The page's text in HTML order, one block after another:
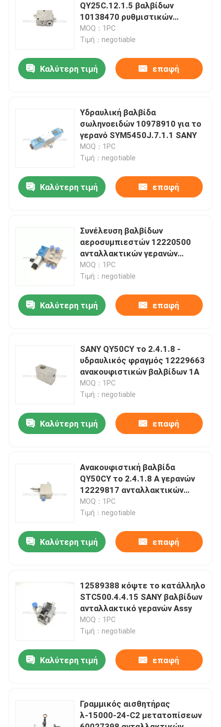
Σχετικά με εμάς
Γύρος εργοστασίων
Ζητήστε ένα απόσπασμα
Ηλεκτρικά μέρη γερανών
QY25C.12.1.5 βαλβίδων
10138470 ρυθμιστικών
βαλβίδων για το γερανό SANY
MOQ：1PC
Τιμή：negotiable
Καλύτερη τιμή επαφή
Υδραυλική βαλβίδα
σωληνοειδών 10978910 για το
γερανό SYM5450J.7.1.1 SANY
MOQ：1PC
Τιμή：negotiable
Καλύτερη τιμή επαφή
Συνέλευση βαλβίδων
αεροσυμπιεστών 12220500
ανταλλακτικών γερανών
STC250S.4.3.1
MOQ：1PC
Τιμή：negotiable
Καλύτερη τιμή επαφή
SANY QY50CY το 2.4.1.8 -
υδραυλικός φραγμός 12229663
ανακουφιστικών βαλβίδων 1A
MOQ：1PC
Τιμή：negotiable
Καλύτερη τιμή επαφή
Ανακουφιστική βαλβίδα
QY50CY το 2.4.1.8 Α γερανών
12229817 ανταλλακτικών
γερανών
MOQ：1PC
Τιμή：negotiable
Καλύτερη τιμή επαφή
12589388 κόψτε το κατάλληλο
STC500.4.4.15 SANY βαλβίδων
ανταλλακτικό γερανών Assy
MOQ：1PC
Τιμή：negotiable
Καλύτερη τιμή επαφή
Γραμμικός αισθητήρας
λ-15000-24-C2 μετατοπίσεων